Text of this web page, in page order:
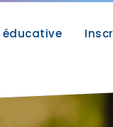
éducative